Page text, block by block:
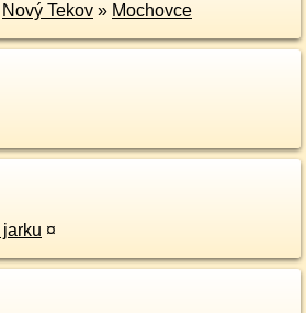
Nový Tekov » Mochovce
jarku ¤